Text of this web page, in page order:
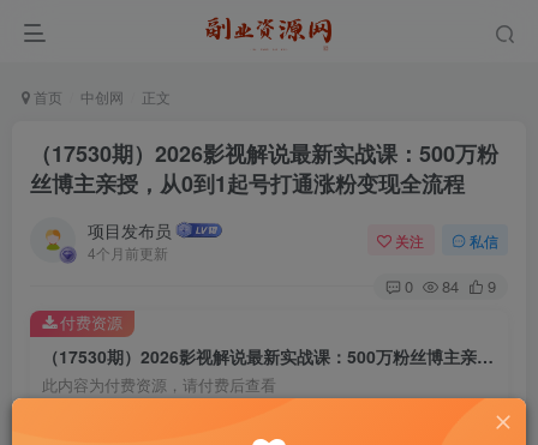
首页 中创网 正文
（17530期）2026影视解说最新实战课：500万粉
丝博主亲授，从0到1起号打通涨粉变现全流程
项目发布员
4个月前更新
关注 私信
0 84 9
（17530期）2026影视解说最新实战课：500万粉丝博主亲授，从0到1起号打通涨粉变现全流程
此内容为付费资源，请付费后查看
4
付费资源